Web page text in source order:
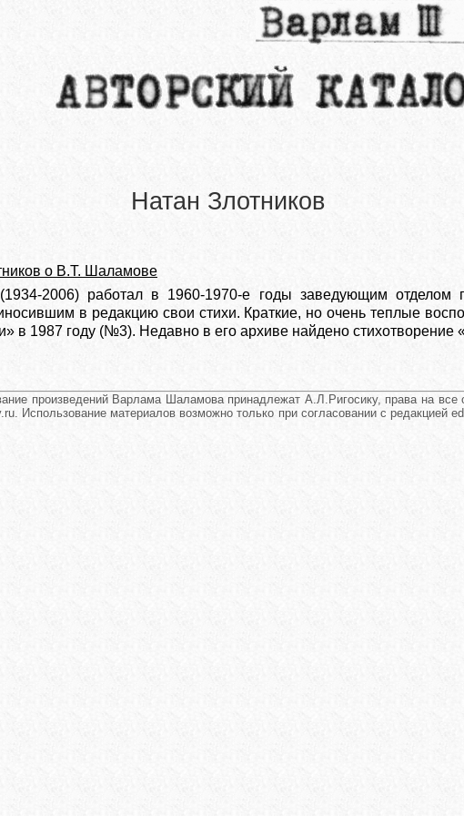
Натан Злотников
о В.Т. Шаламове
2006) работал в 1960-1970-е годы заведующим отделом
в редакцию свои стихи. Краткие, но очень теплые
в 1987 году (№3). Недавно в его архиве найдено
произведений Варлама Шаламова принадлежат А.Л.Ригосику, права на
Использование материалов возможно только при согласовании с редакцией